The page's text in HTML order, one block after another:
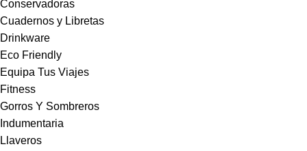
Conservadoras
Cuadernos y Libretas
Drinkware
Eco Friendly
Equipa Tus Viajes
Fitness
Gorros Y Sombreros
Indumentaria
Llaveros